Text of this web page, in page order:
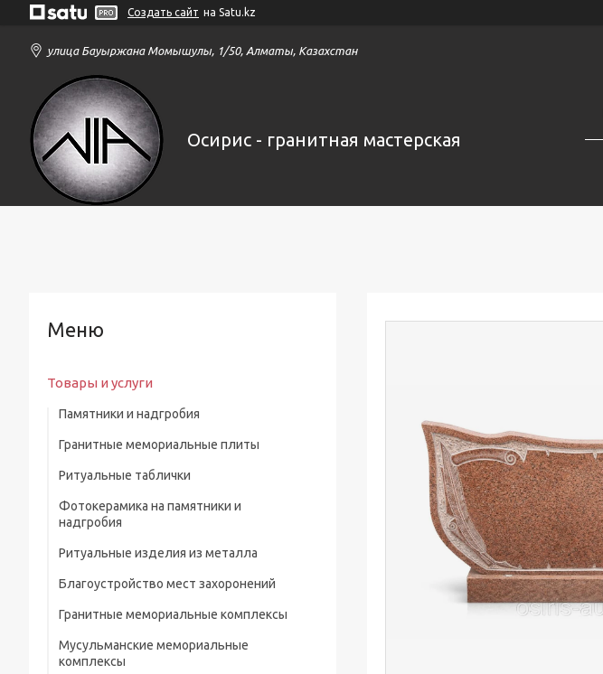
Создать сайт на Satu.kz
улица Бауыржана Момышулы, 1/50, Алматы, Казахстан
Осирис - гранитная мастерская
Товары и услуги
Памятники и надгробия
Гранитные мемориальные плиты
Мусульманские мемориальные плиты
Мемориальные плиты
Ритуальные таблички
Фотокерамика на памятники и
надгробия
Ритуальные изделия из металла
Металлические ограды на кладбище
Металлические кресты на кладбище
Металлические изделия и конструкции
Благоустройство мест захоронений
Гранитные мемориальные комплексы
Мусульманские мемориальные
комплексы